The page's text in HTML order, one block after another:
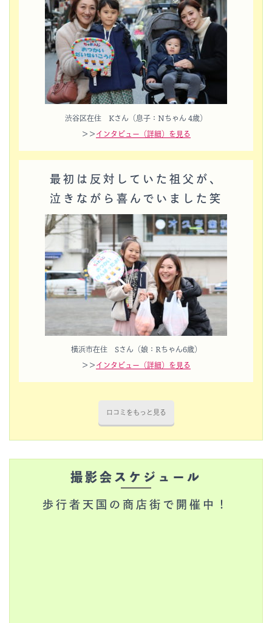
渋谷区在住 Kさん（息子：Nちゃん 4歳）
＞＞ インタビュー（詳細）を見る
最初は反対していた祖父が、
泣きながら喜んでいました笑
横浜市在住 Sさん（娘：Rちゃん6歳）
＞＞ インタビュー（詳細）を見る
口コミをもっと見る
撮影会スケジュール
歩行者天国の商店街で開催中！